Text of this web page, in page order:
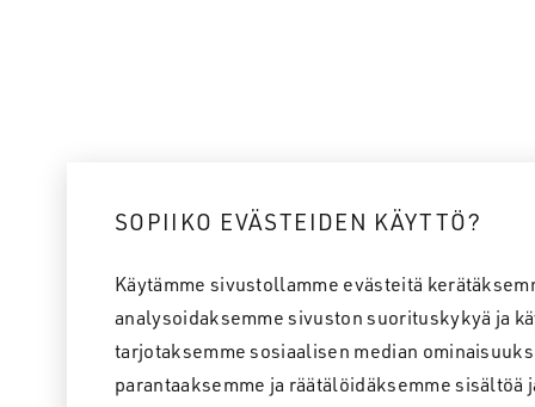
SOPIIKO EVÄSTEIDEN KÄYTTÖ?
Käytämme sivustollamme evästeitä
analysoidaksemme sivuston suorituskykyä ja
tarjotaksemme sosiaalisen median
parantaaksemme ja räätälöidäksemme sisältöä